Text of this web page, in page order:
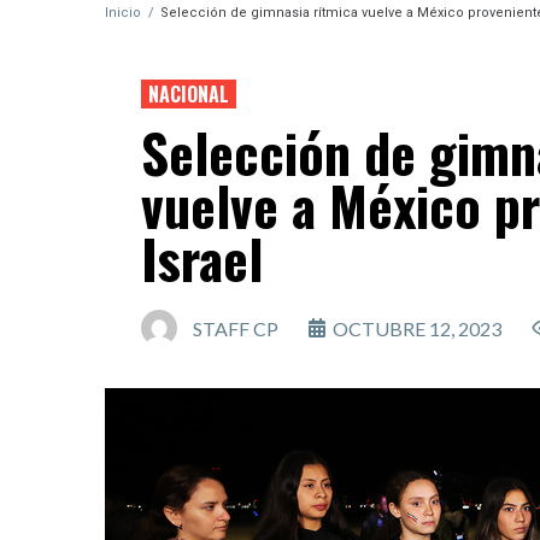
Inicio / Selección de gimnasia rítmica vuelve a México
NACIONAL
Selección de
vuelve a México
Israel
STAFF CP OCTUBRE 12, 2023